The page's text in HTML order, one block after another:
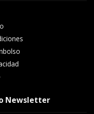
Newsletter